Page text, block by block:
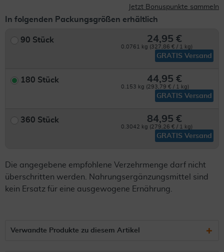
Jetzt Bonuspunkte sammeln
In folgenden Packungsgrößen erhältlich
90 Stück 24,95 €
0.0761 kg (327,86 € / 1 kg)
GRATIS Versand
180 Stück 44,95 €
0.153 kg (293,79 € / 1 kg)
GRATIS Versand
360 Stück 84,95 €
0.3042 kg (279,26 € / 1 kg)
GRATIS Versand
Die angegebene empfohlene Verzehrmenge darf nicht
überschritten werden. Nahrungsergänzungsmittel sind
kein Ersatz für eine ausgewogene Ernährung.
Verwandte Produkte zu diesem Artikel